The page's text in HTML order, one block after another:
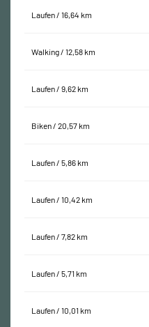
Laufen / 16,64 km
Walking / 12,58 km
Laufen / 9,62 km
Biken / 20,57 km
Laufen / 5,86 km
Laufen / 10,42 km
Laufen / 7,82 km
Laufen / 5,71 km
Laufen / 10,01 km